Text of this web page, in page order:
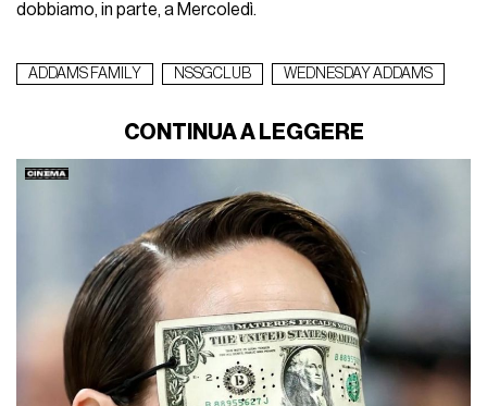
dobbiamo, in parte, a Mercoledì.
ADDAMS FAMILY NSSGCLUB WEDNESDAY ADDAMS
CONTINUA A LEGGERE